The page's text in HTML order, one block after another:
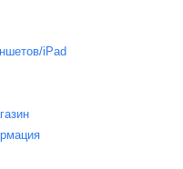
iPаd